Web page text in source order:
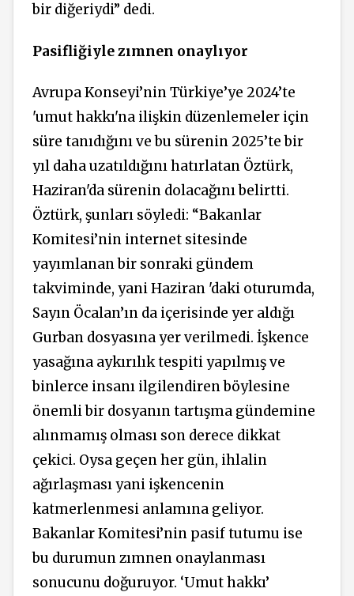
bir diğeriydi” dedi.
Pasifliğiyle zımnen onaylıyor
Avrupa Konseyi’nin Türkiye’ye 2024’te
'umut hakkı'na ilişkin düzenlemeler için
süre tanıdığını ve bu sürenin 2025’te bir
yıl daha uzatıldığını hatırlatan Öztürk,
Haziran'da sürenin dolacağını belirtti.
Öztürk, şunları söyledi: “Bakanlar
Komitesi’nin internet sitesinde
yayımlanan bir sonraki gündem
takviminde, yani Haziran 'daki oturumda,
Sayın Öcalan’ın da içerisinde yer aldığı
Gurban dosyasına yer verilmedi. İşkence
yasağına aykırılık tespiti yapılmış ve
binlerce insanı ilgilendiren böylesine
önemli bir dosyanın tartışma gündemine
alınmamış olması son derece dikkat
çekici. Oysa geçen her gün, ihlalin
ağırlaşması yani işkencenin
katmerlenmesi anlamına geliyor.
Bakanlar Komitesi’nin pasif tutumu ise
bu durumun zımnen onaylanması
sonucunu doğuruyor. ‘Umut hakkı’